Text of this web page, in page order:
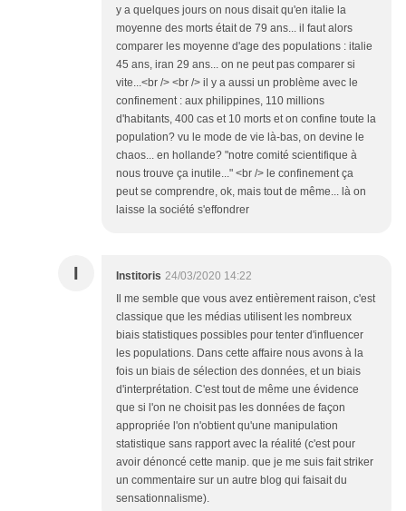
y a quelques jours on nous disait qu'en italie la
moyenne des morts était de 79 ans... il faut alors
comparer les moyenne d'age des populations : italie
45 ans, iran 29 ans... on ne peut pas comparer si
vite...<br /> <br /> il y a aussi un problème avec le
confinement : aux philippines, 110 millions
d'habitants, 400 cas et 10 morts et on confine toute la
population? vu le mode de vie là-bas, on devine le
chaos... en hollande? "notre comité scientifique à
nous trouve ça inutile..." <br /> le confinement ça
peut se comprendre, ok, mais tout de même... là on
laisse la société s'effondrer
I Institoris 24/03/2020 14:22
Il me semble que vous avez entièrement raison, c'est
classique que les médias utilisent les nombreux
biais statistiques possibles pour tenter d'influencer
les populations. Dans cette affaire nous avons à la
fois un biais de sélection des données, et un biais
d'interprétation. C'est tout de même une évidence
que si l'on ne choisit pas les données de façon
appropriée l'on n'obtient qu'une manipulation
statistique sans rapport avec la réalité (c'est pour
avoir dénoncé cette manip. que je me suis fait striker
un commentaire sur un autre blog qui faisait du
sensationnalisme).